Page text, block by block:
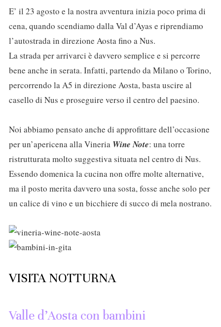
E’ il 23 agosto e la nostra avventura inizia poco prima di
cena, quando scendiamo dalla Val d’Ayas e riprendiamo
l’autostrada in direzione Aosta fino a Nus.
La strada per arrivarci è davvero semplice e si percorre
bene anche in serata. Infatti, partendo da Milano o Torino,
percorrendo la A5 in direzione Aosta, basta uscire al
casello di Nus e proseguire verso il centro del paesino.
Noi abbiamo pensato anche di approfittare dell’occasione
per un’apericena alla Vineria Wine Note: una torre
ristrutturata molto suggestiva situata nel centro di Nus.
Essendo domenica la cucina non offre molte alternative,
ma il posto merita davvero una sosta, fosse anche solo per
un calice di vino e un bicchiere di succo di mela nostrano.
VISITA NOTTURNA
Valle d’Aosta con bambini